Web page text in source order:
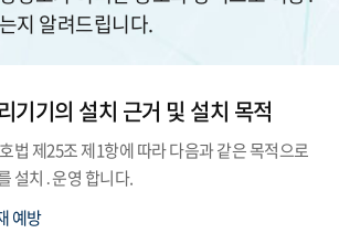
지 알려드립니다.
기기의 설치 근거 및 설치 목적
법 제25조 제1항에 따라 다음과 같은 목적으로
설치․운영 합니다.
예방